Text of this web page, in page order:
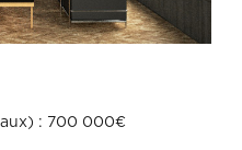
: 700 000€